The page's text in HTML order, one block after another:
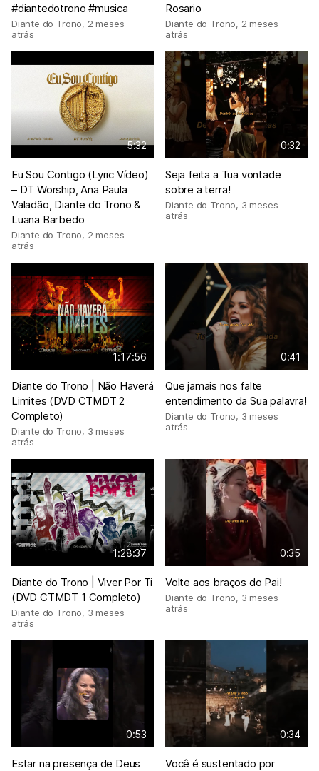
#diantedotrono #musica
Diante do Trono, 2 meses
atrás
Rosario
Diante do Trono, 2 meses
atrás
5:32
Eu Sou Contigo (Lyric Vídeo)
– DT Worship, Ana Paula
Valadão, Diante do Trono &
Luana Barbedo
Diante do Trono, 2 meses
atrás
0:32
Seja feita a Tua vontade
sobre a terra!
Diante do Trono, 3 meses
atrás
1:17:56
Diante do Trono | Não Haverá
Limites (DVD CTMDT 2
Completo)
Diante do Trono, 3 meses
atrás
0:41
Que jamais nos falte
entendimento da Sua palavra!
Diante do Trono, 3 meses
atrás
1:28:37
Diante do Trono | Viver Por Ti
(DVD CTMDT 1 Completo)
Diante do Trono, 3 meses
atrás
0:35
Volte aos braços do Pai!
Diante do Trono, 3 meses
atrás
0:53
Estar na presença de Deus
0:34
Você é sustentado por